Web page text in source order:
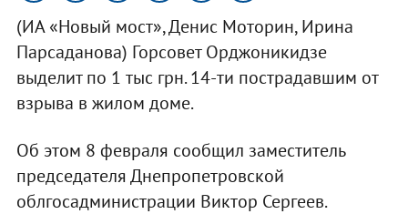
(ИА «Новый мост», Денис Моторин, Ирина
Парсаданова) Горсовет Орджоникидзе
выделит по 1 тыс грн. 14-ти пострадавшим от
взрыва в жилом доме.
Об этом 8 февраля сообщил заместитель
председателя Днепропетровской
облгосадминистрации Виктор Сергеев.